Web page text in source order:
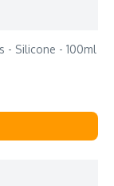
- Silicone - 100ml